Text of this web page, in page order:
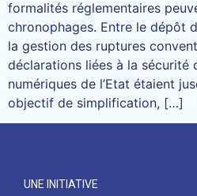
formalités réglementaires
chronophages. Entre le dépôt
la gestion des ruptures
déclarations liées à la sécurité
numériques de l’Etat étaient
objectif de simplification, […]
UNE INITIATIVE